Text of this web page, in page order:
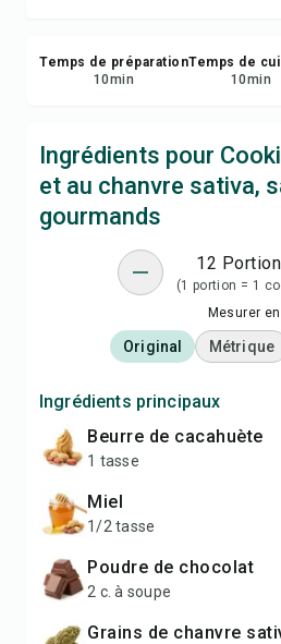
Temps de préparation
10min
Temps de
10min
Ingrédients pour
et au chanvre sativa,
gourmands
12
(1 portion = 1
Mesurer en
Original Métrique
Ingrédients principaux
beurre de cacahuète
1 tasse
miel
1/2 tasse
poudre de chocolat
2 c. à soupe
grains de chanvre